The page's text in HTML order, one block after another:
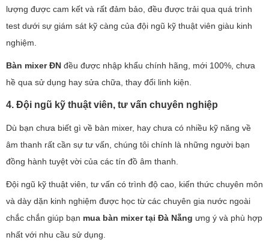
lượng được cam kết và rất đảm bảo, đều được trải qua quá trình
test dưới sự giám sát kỹ càng của đội ngũ kỹ thuật viên giàu kinh
nghiệm.
Bàn mixer ĐN đều được nhập khẩu chính hãng, mới 100%, chưa
hề qua sử dụng hay sửa chữa, thay đổi linh kiện.
4. Đội ngũ kỹ thuật viên, tư vấn chuyên nghiệp
Dù bạn chưa biết gì về bàn mixer, hay chưa có nhiều kỹ năng về
âm thanh rất cần sự tư vấn, chúng tôi chính là những người bạn
đồng hành tuyệt vời của các tín đồ âm thanh.
Đội ngũ kỹ thuật viên, tư vấn có trình độ cao, kiến thức chuyên môn
và dày dặn kinh nghiệm được học từ các chuyên gia nước ngoài
chắc chắn giúp bạn mua bàn mixer tại Đà Nẵng ưng ý và phù hợp
nhất với nhu cầu sử dụng.